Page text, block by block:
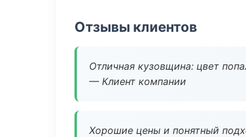
Отзывы клиентов
Отличная кузовщина: цвет
— Клиент компании
Хорошие цены и понятный